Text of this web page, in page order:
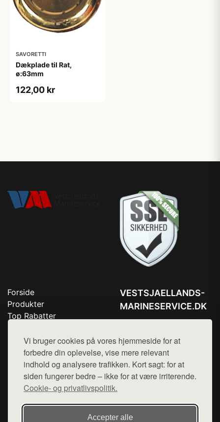
Vi bruger cookies på vores hjemmeside for at
forbedre din oplevelse, vise mere relevant
indhold og analysere trafikken. Kort sagt: for at
siden fungerer bedre – ikke for at være irriterende.
Cookie- og privatlivspolitik.
Accepter alle
SAVORETTI
Dækplade til Rat,
ø:63mm
122,00 kr
Forside
Produkter
Top Rabatter
Kontakt
VESTSJAELLANDS-
MARINESERVICE.DK
Mail:hej@want.dk
Cookie- og privatlivspolitik
Denne side er en del af want.dk, der udgiver en række
hjemmesider med præsentation af forskellige produkter fra